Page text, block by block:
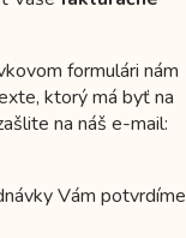
formulári nám
ktorý má byť na
na náš e-mail:
Vám potvrdíme